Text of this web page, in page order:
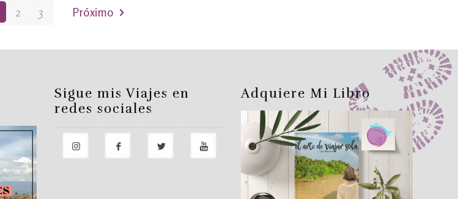
2 3 Próximo
Sigue mis Viajes en
redes sociales
Adquiere Mi Libro